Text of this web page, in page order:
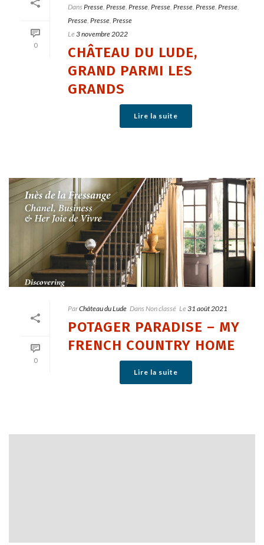
0
DansPresse, Presse, Presse, Presse, Presse, Presse, Presse,
Presse, Presse, Presse
Le 3 novembre 2022
CHÂTEAU DU LUDE,
GRAND PARMI LES
GRANDS
Lire la suite
0
ParChâteau du Lude Dans Non classé Le 31 août 2021
POTAGER PARADISE – MY
FRENCH COUNTRY HOME
Lire la suite